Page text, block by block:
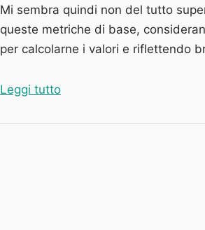
Mi sembra quindi non del tutto
queste metriche di base,
per calcolarne i valori e riflettendo
Leggi tutto“Marketing digitale: 3